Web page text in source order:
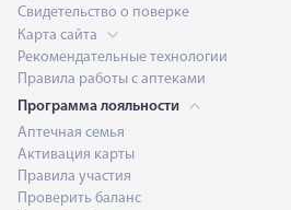
Свидетельство о поверке
Карта сайта
Рекомендательные технологии
Правила работы с аптеками
Программа лояльности
Аптечная семья
Активация карты
Правила участия
Проверить баланс